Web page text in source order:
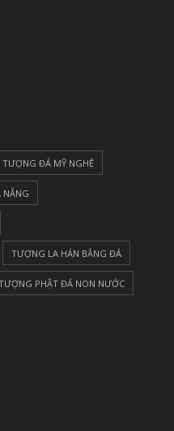
TƯỢNG ĐÁ MỸ NGHỆ
NẴNG
TƯỢNG LA HÁN BẰNG ĐÁ
PHẬT ĐÁ NON NƯỚC